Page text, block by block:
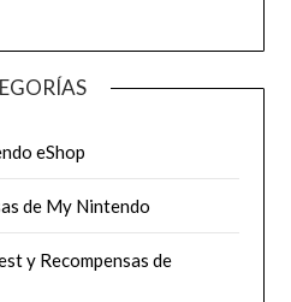
eShop
de My Nintendo
y Recompensas de